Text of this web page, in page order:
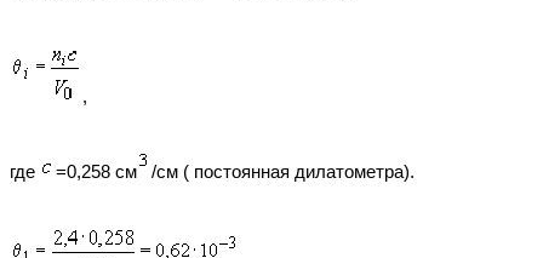
,
где =0,258 см /см ( постоянная дилатометра).